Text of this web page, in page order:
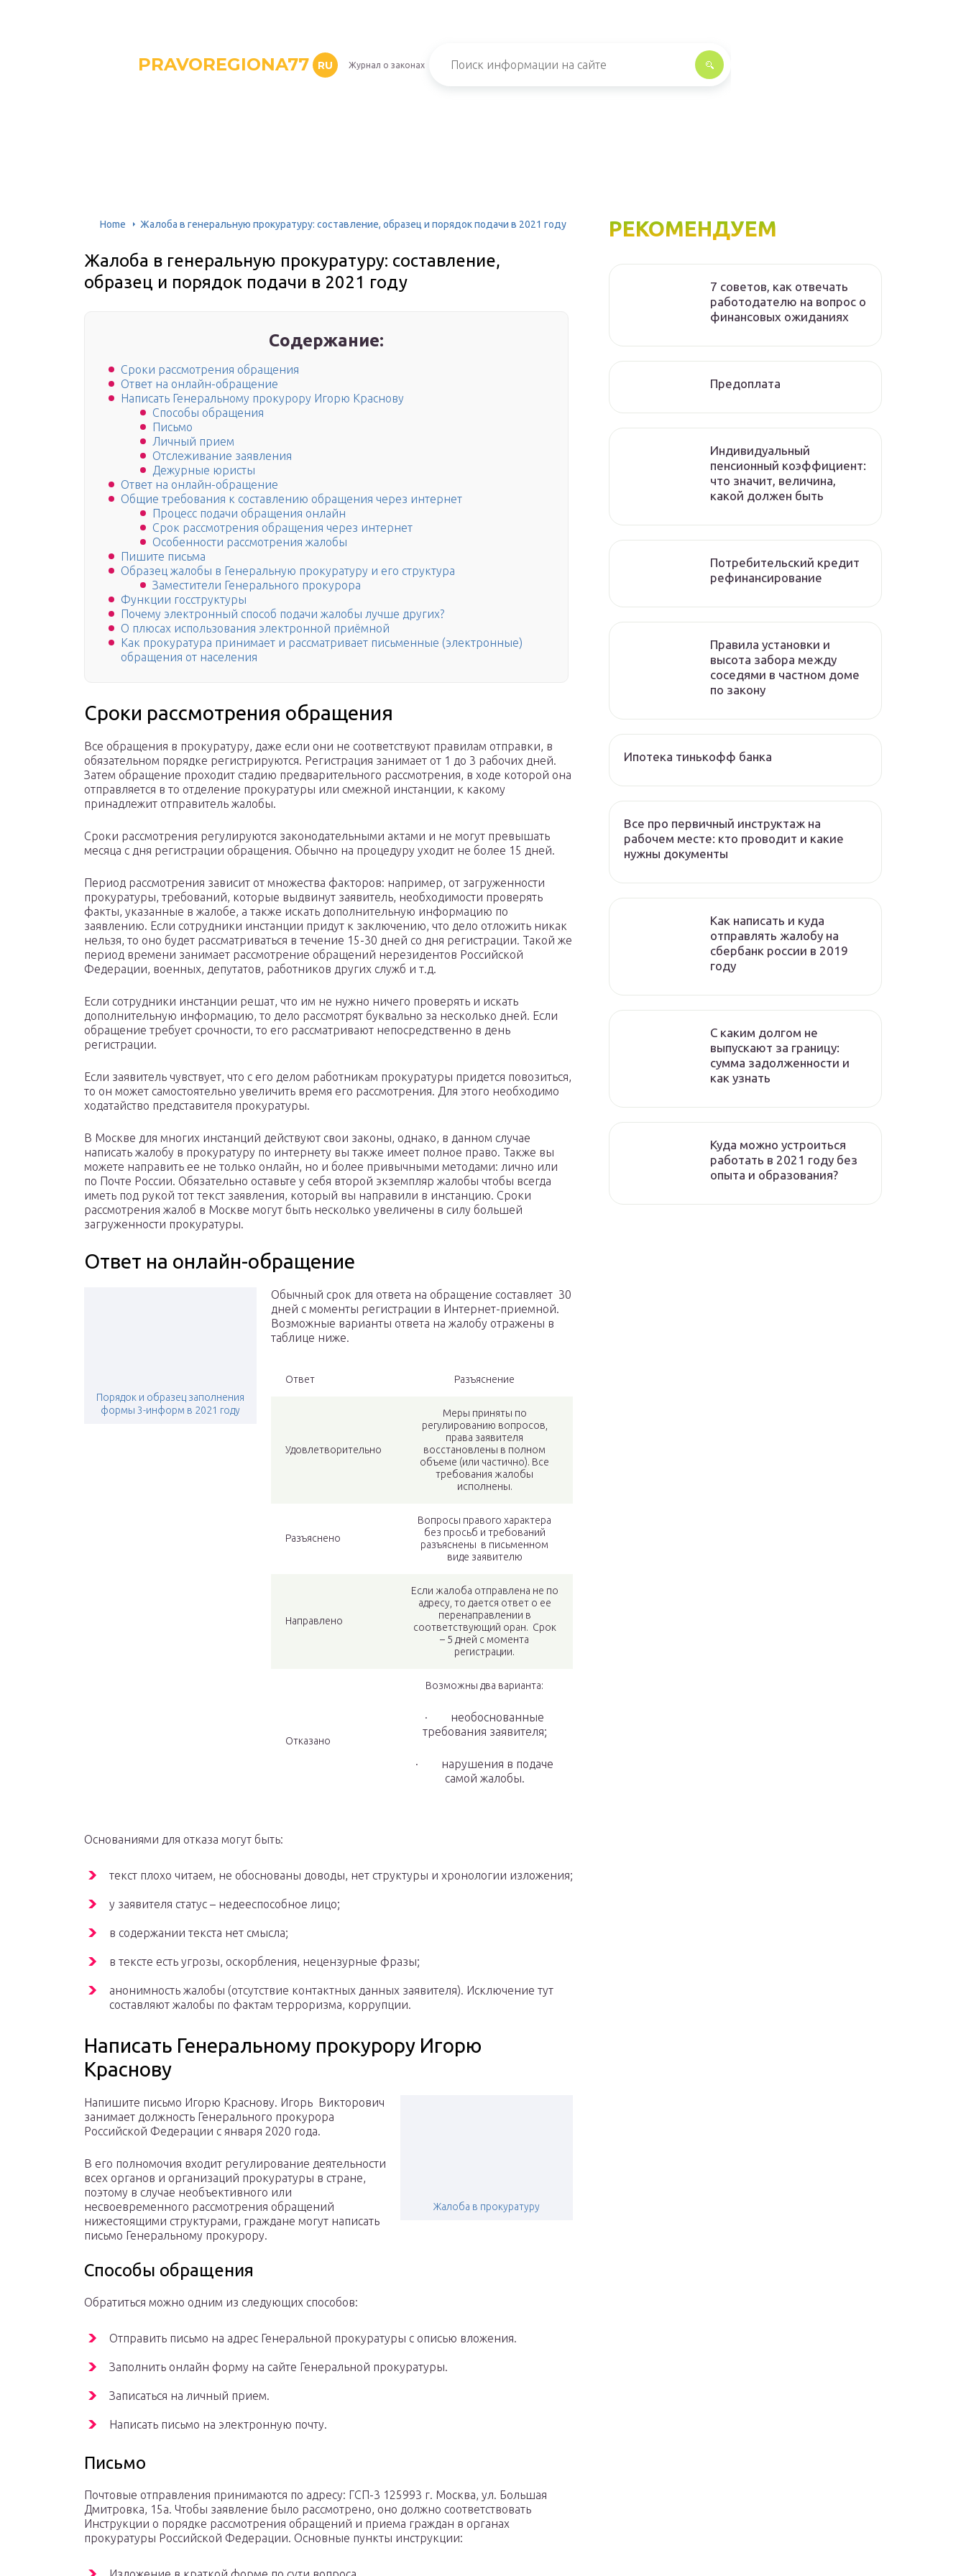
PRAVOREGIONA77 RU Журнал о законах
Home Жалоба в генеральную прокуратуру: составление, образец и порядок подачи в 2021 году
Жалоба в генеральную прокуратуру: составление,
образец и порядок подачи в 2021 году
Содержание:
Сроки рассмотрения обращения
Ответ на онлайн-обращение
Написать Генеральному прокурору Игорю Краснову
Способы обращения
Письмо
Личный прием
Отслеживание заявления
Дежурные юристы
Ответ на онлайн-обращение
Общие требования к составлению обращения через интернет
Процесс подачи обращения онлайн
Срок рассмотрения обращения через интернет
Особенности рассмотрения жалобы
Пишите письма
Образец жалобы в Генеральную прокуратуру и его структура
Заместители Генерального прокурора
Функции госструктуры
Почему электронный способ подачи жалобы лучше других?
О плюсах использования электронной приёмной
Как прокуратура принимает и рассматривает письменные (электронные)
обращения от населения
Сроки рассмотрения обращения
Все обращения в прокуратуру, даже если они не соответствуют правилам отправки, в
обязательном порядке регистрируются. Регистрация занимает от 1 до 3 рабочих дней.
Затем обращение проходит стадию предварительного рассмотрения, в ходе которой она
отправляется в то отделение прокуратуры или смежной инстанции, к какому
принадлежит отправитель жалобы.
Сроки рассмотрения регулируются законодательными актами и не могут превышать
месяца с дня регистрации обращения. Обычно на процедуру уходит не более 15 дней.
Период рассмотрения зависит от множества факторов: например, от загруженности
прокуратуры, требований, которые выдвинут заявитель, необходимости проверять
факты, указанные в жалобе, а также искать дополнительную информацию по
заявлению. Если сотрудники инстанции придут к заключению, что дело отложить никак
нельзя, то оно будет рассматриваться в течение 15-30 дней со дня регистрации. Такой же
период времени занимает рассмотрение обращений нерезидентов Российской
Федерации, военных, депутатов, работников других служб и т.д.
Если сотрудники инстанции решат, что им не нужно ничего проверять и искать
дополнительную информацию, то дело рассмотрят буквально за несколько дней. Если
обращение требует срочности, то его рассматривают непосредственно в день
регистрации.
Если заявитель чувствует, что с его делом работникам прокуратуры придется повозиться,
то он может самостоятельно увеличить время его рассмотрения. Для этого необходимо
ходатайство представителя прокуратуры.
В Москве для многих инстанций действуют свои законы, однако, в данном случае
написать жалобу в прокуратуру по интернету вы также имеет полное право. Также вы
можете направить ее не только онлайн, но и более привычными методами: лично или
по Почте России. Обязательно оставьте у себя второй экземпляр жалобы чтобы всегда
иметь под рукой тот текст заявления, который вы направили в инстанцию. Сроки
рассмотрения жалоб в Москве могут быть несколько увеличены в силу большей
загруженности прокуратуры.
Ответ на онлайн-обращение
Порядок и образец заполнения
формы 3-информ в 2021 году
Обычный срок для ответа на обращение составляет 30
дней с моменты регистрации в Интернет-приемной.
Возможные варианты ответа на жалобу отражены в
таблице ниже.
Ответ Разъяснение
Удовлетворительно
Меры приняты по
регулированию вопросов,
права заявителя
восстановлены в полном
объеме (или частично). Все
требования жалобы
исполнены.
Разъяснено
Вопросы правого характера
без просьб и требований
разъяснены в письменном
виде заявителю
Направлено
Если жалоба отправлена не по
адресу, то дается ответ о ее
перенаправлении в
соответствующий оран. Срок
– 5 дней с момента
регистрации.
Отказано
Возможны два варианта:
· необоснованные
требования заявителя;
· нарушения в подаче
самой жалобы.
Основаниями для отказа могут быть:
текст плохо читаем, не обоснованы доводы, нет структуры и хронологии изложения;
у заявителя статус – недееспособное лицо;
в содержании текста нет смысла;
в тексте есть угрозы, оскорбления, нецензурные фразы;
анонимность жалобы (отсутствие контактных данных заявителя). Исключение тут
составляют жалобы по фактам терроризма, коррупции.
Написать Генеральному прокурору Игорю
Краснову
Жалоба в прокуратуру
Напишите письмо Игорю Краснову. Игорь Викторович
занимает должность Генерального прокурора
Российской Федерации с января 2020 года.
В его полномочия входит регулирование деятельности
всех органов и организаций прокуратуры в стране,
поэтому в случае необъективного или
несвоевременного рассмотрения обращений
нижестоящими структурами, граждане могут написать
письмо Генеральному прокурору.
Способы обращения
Обратиться можно одним из следующих способов:
Отправить письмо на адрес Генеральной прокуратуры с описью вложения.
Заполнить онлайн форму на сайте Генеральной прокуратуры.
Записаться на личный прием.
Написать письмо на электронную почту.
Письмо
Почтовые отправления принимаются по адресу: ГСП-3 125993 г. Москва, ул. Большая
Дмитровка, 15а. Чтобы заявление было рассмотрено, оно должно соответствовать
Инструкции о порядке рассмотрения обращений и приема граждан в органах
прокуратуры Российской Федерации. Основные пункты инструкции:
РЕКОМЕНДУЕМ
7 советов, как отвечать
работодателю на вопрос о
финансовых ожиданиях
Предоплата
Индивидуальный
пенсионный коэффициент:
что значит, величина,
какой должен быть
Потребительский кредит
рефинансирование
Правила установки и
высота забора между
соседями в частном доме
по закону
Ипотека тинькофф банка
Все про первичный инструктаж на
рабочем месте: кто проводит и какие
нужны документы
Как написать и куда
отправлять жалобу на
сбербанк россии в 2019
году
C каким долгом не
выпускают за границу:
сумма задолженности и
как узнать
Куда можно устроиться
работать в 2021 году без
опыта и образования?